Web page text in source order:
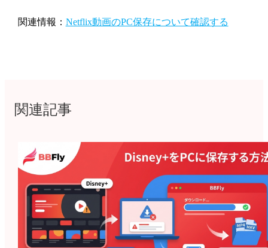
関連情報： Netflix動画のPC保存について確認する
関連記事